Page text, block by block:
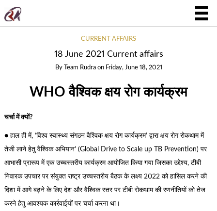
CURRENT AFFAIRS
18 June 2021 Current affairs
By Team Rudra on Friday, June 18, 2021
WHO वैश्विक क्षय रोग कार्यक्रम
चर्चा में क्यों?
● हाल ही में, ‘विश्व स्वास्थ्य संगठन वैश्विक क्षय रोग कार्यक्रम’ द्वारा क्षय रोग रोकथाम में
तेजी लाने हेतु वैश्विक अभियान’ (Global Drive to Scale up TB Prevention) पर
आभासी प्रारूप में एक उच्चस्तरीय कार्यक्रम आयोजित किया गया जिसका उद्देश्य, टीबी
निवारक उपचार पर संयुक्त राष्ट्र उच्चस्तरीय बैठक के लक्ष्य 2022 को हासिल करने की
दिशा में आगे बढ़ने के लिए देश और वैश्विक स्तर पर टीबी रोकथाम की रणनीतियों को तेज
करने हेतु आवश्यक कार्रवाईयों पर चर्चा करना था।